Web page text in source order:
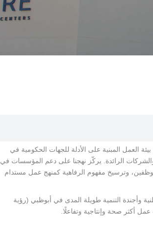
في بيئة العمل المبنية على الأدلة للجهات الحكومية في
الرائدة. يركّز نهجنا على دعم المؤسسات في
وترسيخ مفهوم الرفاهية كمنهج عمل مستدام
وأجندة التنمية طويلة المدى في أبوظبي (رؤية